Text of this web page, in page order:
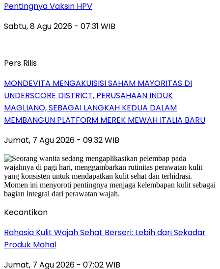
Pentingnya Vaksin HPV
Sabtu, 8 Agu 2026 - 07:31 WIB
Pers Rilis
MONDEVITA MENGAKUISISI SAHAM MAYORITAS DI
UNDERSCORE DISTRICT, PERUSAHAAN INDUK
MAGLIANO, SEBAGAI LANGKAH KEDUA DALAM
MEMBANGUN PLATFORM MEREK MEWAH ITALIA BARU
Jumat, 7 Agu 2026 - 09:32 WIB
Kecantikan
Rahasia Kulit Wajah Sehat Berseri: Lebih dari Sekadar
Produk Mahal
Jumat, 7 Agu 2026 - 07:02 WIB